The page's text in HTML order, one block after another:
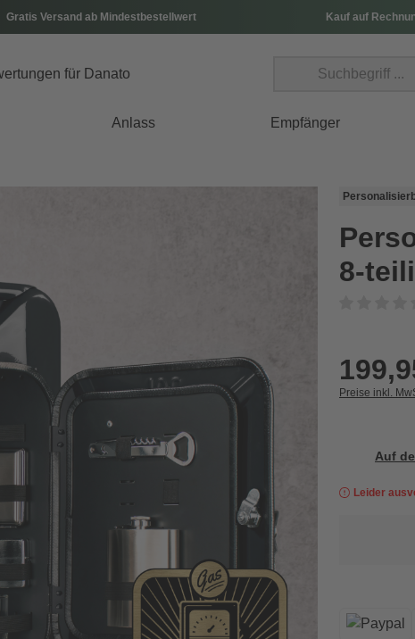
Gratis Versand ab Mindestbestellwert Kauf auf
Anlass Empfänger
8-
Preise inkl.
Auf
Leider